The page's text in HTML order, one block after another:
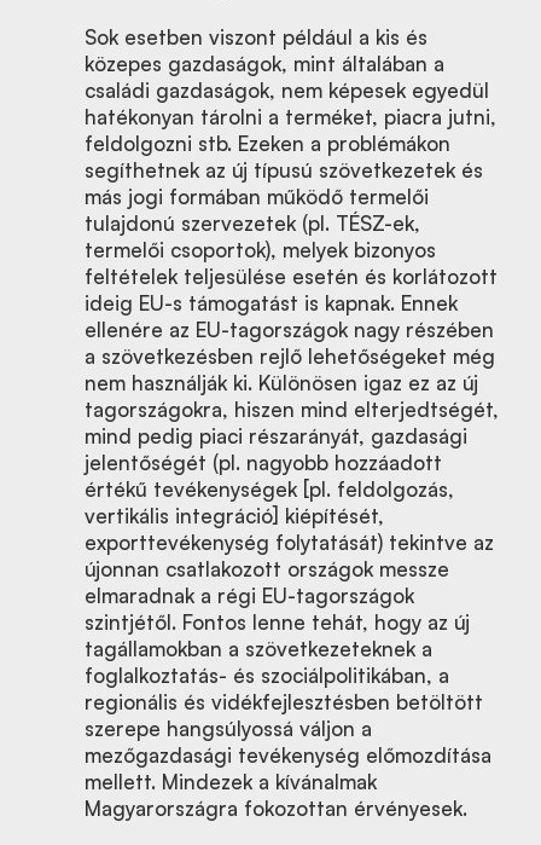
Sok esetben viszont például a kis és
közepes gazdaságok, mint általában a
családi gazdaságok, nem képesek egyedül
hatékonyan tárolni a terméket, piacra jutni,
feldolgozni stb. Ezeken a problémákon
segíthetnek az új típusú szövetkezetek és
más jogi formában működő termelői
tulajdonú szervezetek (pl. TÉSZ-ek,
termelői csoportok), melyek bizonyos
feltételek teljesülése esetén és korlátozott
ideig EU-s támogatást is kapnak. Ennek
ellenére az EU-tagországok nagy részében
a szövetkezésben rejlő lehetőségeket még
nem használják ki. Különösen igaz ez az új
tagországokra, hiszen mind elterjedtségét,
mind pedig piaci részarányát, gazdasági
jelentőségét (pl. nagyobb hozzáadott
értékű tevékenységek [pl. feldolgozás,
vertikális integráció] kiépítését,
exporttevékenység folytatását) tekintve az
újonnan csatlakozott országok messze
elmaradnak a régi EU-tagországok
szintjétől. Fontos lenne tehát, hogy az új
tagállamokban a szövetkezeteknek a
foglalkoztatás- és szociálpolitikában, a
regionális és vidékfejlesztésben betöltött
szerepe hangsúlyossá váljon a
mezőgazdasági tevékenység előmozdítása
mellett. Mindezek a kívánalmak
Magyarországra fokozottan érvényesek.